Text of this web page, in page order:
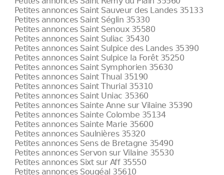
Petites annonces Saint Sauveur des Landes 35133
Petites annonces Saint Séglin 35330
Petites annonces Saint Senoux 35580
Petites annonces Saint Suliac 35430
Petites annonces Saint Sulpice des Landes 35390
Petites annonces Saint Sulpice la Forêt 35250
Petites annonces Saint Symphorien 35630
Petites annonces Saint Thual 35190
Petites annonces Saint Thurial 35310
Petites annonces Saint Uniac 35360
Petites annonces Sainte Anne sur Vilaine 35390
Petites annonces Sainte Colombe 35134
Petites annonces Sainte Marie 35600
Petites annonces Saulnières 35320
Petites annonces Sens de Bretagne 35490
Petites annonces Servon sur Vilaine 35530
Petites annonces Sixt sur Aff 35550
Petites annonces Sougéal 35610